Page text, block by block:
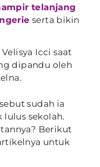
telanjang
serta bikin
Icci saat
dipandu oleh
sudah ia
lulus sekolah.
Berikut
untuk